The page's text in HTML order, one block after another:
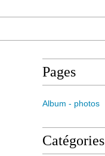
Pages
Album - photos
Catégories